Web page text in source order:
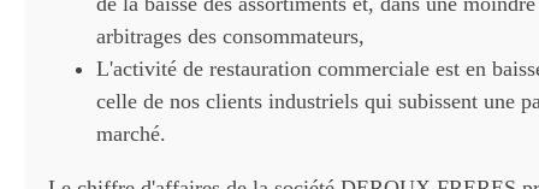
arbitrages des consommateurs,
L'activité de restauration commerciale est en
celle de nos clients industriels qui subissent une
marché.